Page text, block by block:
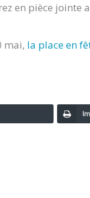
en pièce jointe
mai, la placeen